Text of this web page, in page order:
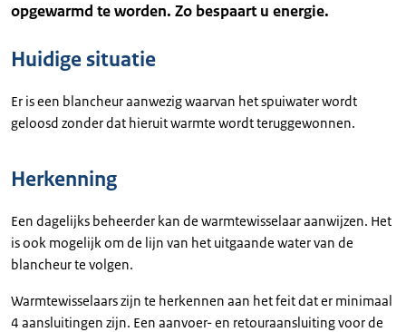
opgewarmd te worden. Zo bespaart u energie.
Huidige situatie
Er is een blancheur aanwezig waarvan het spuiwater wordt
geloosd zonder dat hieruit warmte wordt teruggewonnen.
Herkenning
Een dagelijks beheerder kan de warmtewisselaar aanwijzen. Het
is ook mogelijk om de lijn van het uitgaande water van de
blancheur te volgen.
Warmtewisselaars zijn te herkennen aan het feit dat er minimaal
4 aansluitingen zijn. Een aanvoer- en retouraansluiting voor de